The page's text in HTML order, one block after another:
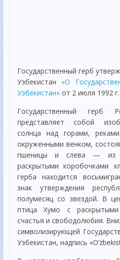
Государственный герб
Узбекистан «О
Узбекистан»от 2 июля 1992
Государственный герб
представляет собой
солнца над горами,
окруженными венком,
пшеницы и слева — из
раскрытыми коробочками
герба находится
знак утверждения
полумесяц со звездой. В
птица Хумо с
счастья и свободолюбия.
символизирующей
Узбекистан, надпись